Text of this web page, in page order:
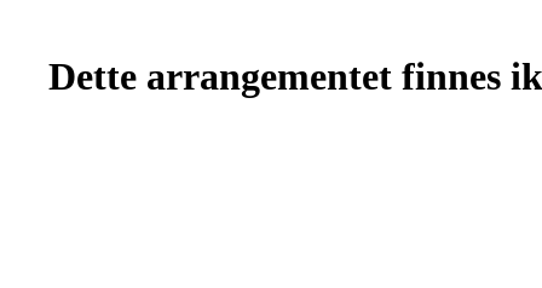
Dette arrangementet finnes